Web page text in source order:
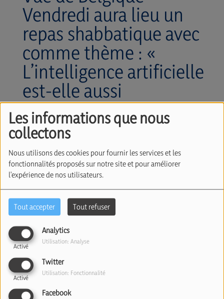
Les informations que nous
collectons
Nous utilisons des cookies pour fournir les services et les
fonctionnalités proposés sur notre site et pour améliorer
l'expérience de nos utilisateurs.
Tout accepter Tout refuser
Analytics
Activé
Utilisation: Analyse
Twitter
Activé
Utilisation: Fonctionnalité
Facebook
Vendredi aura lieu un
repas shabbatique avec
comme thème : «
L’intelligence artificielle
est-elle aussi
dangereuse que le
pensent ses créateurs ?
Avec Albert Guigui
(25/06/2025)
25 juin 2025